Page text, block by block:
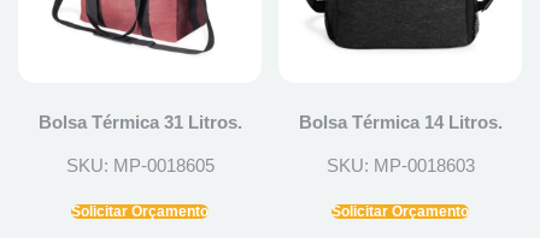
Bolsa Térmica 31 Litros.
SKU: MP-0018605
Solicitar Orçamento
Bolsa Térmica 14 Litros.
SKU: MP-0018603
Solicitar Orçamento